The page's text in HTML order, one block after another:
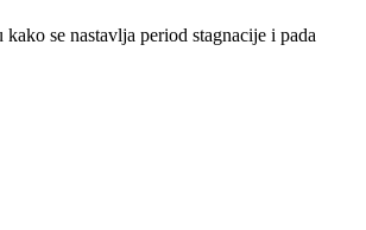
se nastavlja period stagnacije i pada